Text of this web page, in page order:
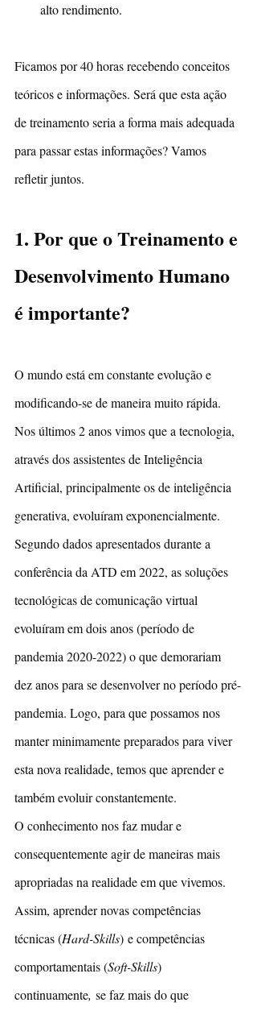
alto rendimento.
Ficamos por 40 horas recebendo conceitos
teóricos e informações. Será que esta ação
de treinamento seria a forma mais adequada
para passar estas informações? Vamos
refletir juntos.
1. Por que o Treinamento e
Desenvolvimento Humano
é importante?
O mundo está em constante evolução e
modificando-se de maneira muito rápida.
Nos últimos 2 anos vimos que a tecnologia,
através dos assistentes de Inteligência
Artificial, principalmente os de inteligência
generativa, evoluíram exponencialmente.
Segundo dados apresentados durante a
conferência da ATD em 2022, as soluções
tecnológicas de comunicação virtual
evoluíram em dois anos (período de
pandemia 2020-2022) o que demorariam
dez anos para se desenvolver no período pré-
pandemia. Logo, para que possamos nos
manter minimamente preparados para viver
esta nova realidade, temos que aprender e
também evoluir constantemente.
O conhecimento nos faz mudar e
consequentemente agir de maneiras mais
apropriadas na realidade em que vivemos.
Assim, aprender novas competências
técnicas (Hard-Skills) e competências
comportamentais (Soft-Skills)
continuamente, se faz mais do que